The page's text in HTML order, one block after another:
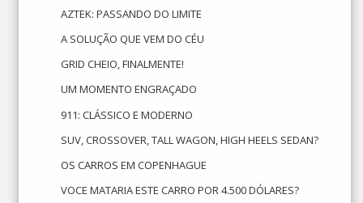
AZTEK: PASSANDO DO LIMITE
A SOLUÇÃO QUE VEM DO CÉU
GRID CHEIO, FINALMENTE!
UM MOMENTO ENGRAÇADO
911: CLÁSSICO E MODERNO
SUV, CROSSOVER, TALL WAGON, HIGH HEELS SEDAN?
OS CARROS EM COPENHAGUE
VOCE MATARIA ESTE CARRO POR 4.500 DÓLARES?